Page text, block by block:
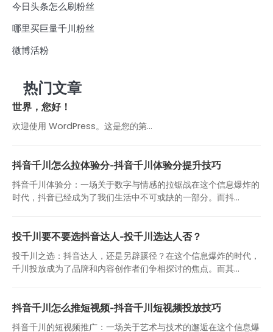
今日头条怎么刷粉丝
哪里买巨量千川粉丝
微博活粉
热门文章
世界，您好！
欢迎使用 WordPress。这是您的第…
抖音千川怎么拉体验分-抖音千川体验分提升技巧
抖音千川体验分：一场关于数字与情感的拉锯战在这个信息爆炸的
时代，抖音已经成为了我们生活中不可或缺的一部分。而抖...
投千川要不要选抖音达人-投千川选达人否？
投千川之选：抖音达人，还是另辟蹊径？在这个信息爆炸的时代，
千川投放成为了品牌和内容创作者们争相探讨的焦点。而其...
抖音千川怎么推短视频-抖音千川短视频投放技巧
抖音千川的短视频推广：一场关于艺术与技术的邂逅在这个信息爆